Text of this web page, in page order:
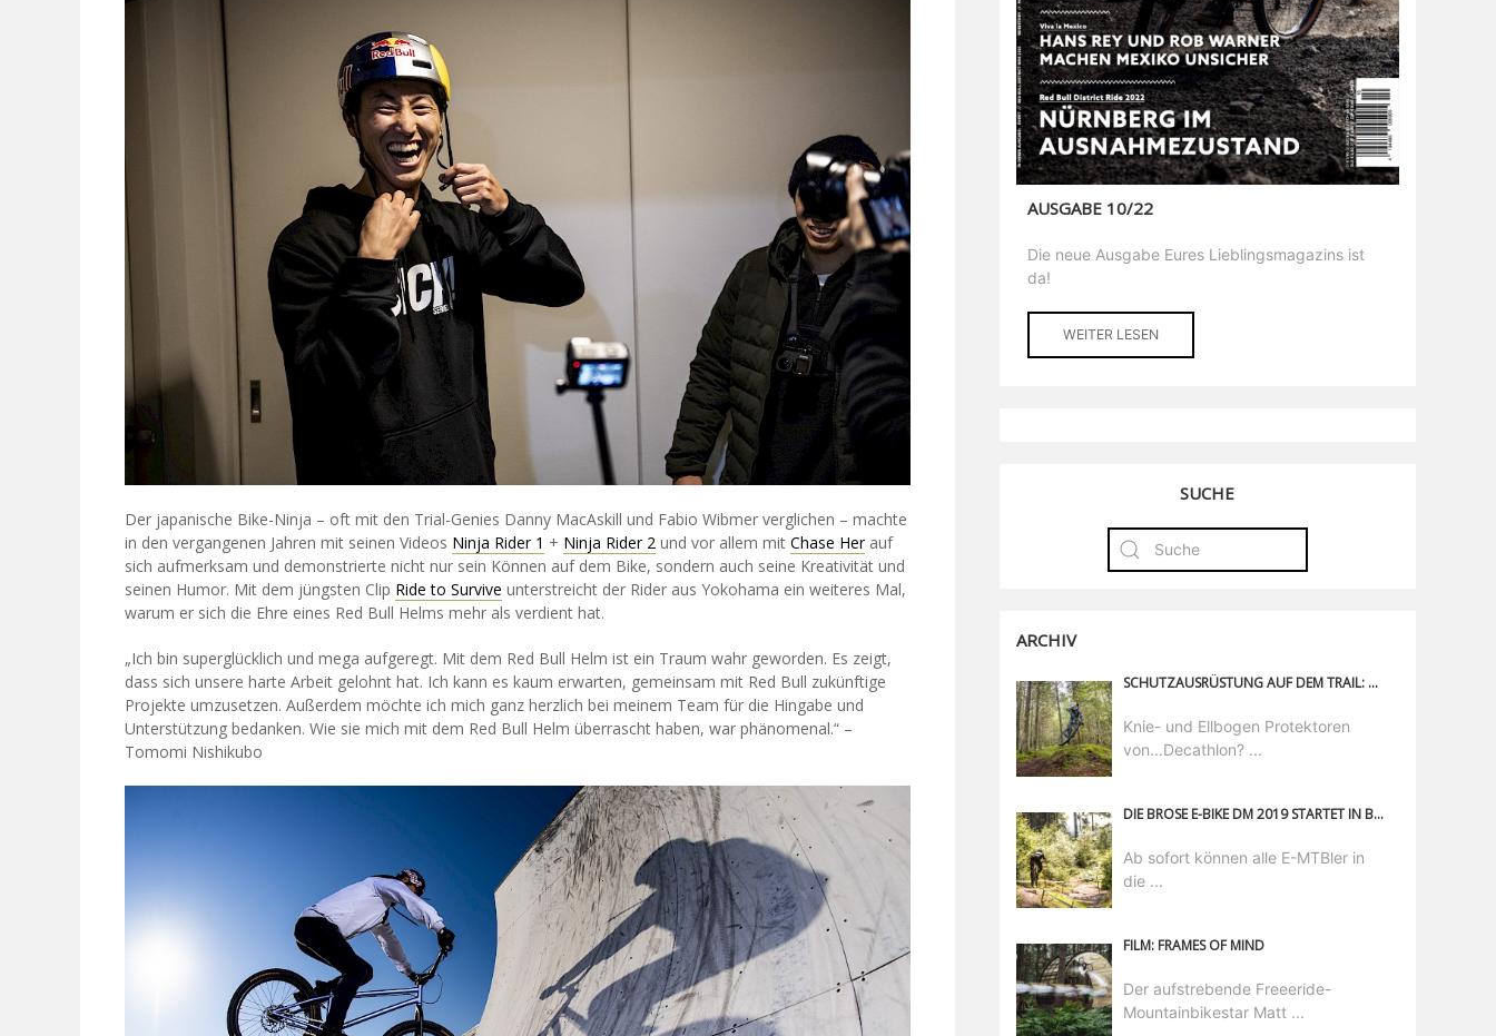
Der japanische Bike-Ninja – oft mit den Trial-Genies Danny MacAskill und Fabio Wibmer verglichen – machte
in den vergangenen Jahren mit seinen Videos Ninja Rider 1 + Ninja Rider 2 und vor allem mit Chase Herauf
sich aufmerksam und demonstrierte nicht nur sein Können auf dem Bike, sondern auch seine Kreativität und
seinen Humor. Mit dem jüngsten Clip Ride to Survive unterstreicht der Rider aus Yokohama ein weiteres Mal,
warum er sich die Ehre eines Red Bull Helms mehr als verdient hat.
„Ich bin superglücklich und mega aufgeregt. Mit dem Red Bull Helm ist ein Traum wahr geworden. Es zeigt,
dass sich unsere harte Arbeit gelohnt hat. Ich kann es kaum erwarten, gemeinsam mit Red Bull zukünftige
Projekte umzusetzen. Außerdem möchte ich mich ganz herzlich bei meinem Team für die Hingabe und
Unterstützung bedanken. Wie sie mich mit dem Red Bull Helm überrascht haben, war phänomenal.“ –
Tomomi Nishikubo
AUSGABE 10/22
Die neue Ausgabe Eures Lieblingsmagazins ist
da!
WEITER LESEN
SUCHE
ARCHIV
SCHUTZAUSRÜSTUNG AUF DEM TRAIL: WIR TESTEN PROTEKTOREN
Knie- und Ellbogen Protektoren
von...Decathlon? ...
DIE BROSE E-BIKE DM 2019 STARTET IN BAD WILDBAD
Ab sofort können alle E-MTBler in
die ...
FILM: FRAMES OF MIND
Der aufstrebende Freeeride-
Mountainbikestar Matt ...